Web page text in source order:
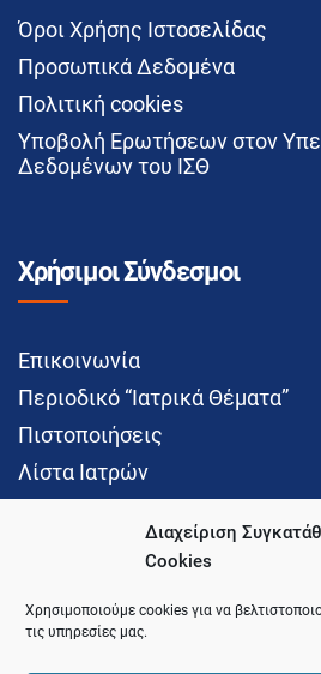
Διαχείριση
Cookies
Χρησιμοποιούμε cookies για να
τις υπηρεσίες μας.
Όροι Χρήσης Ιστοσελίδας
Προσωπικά Δεδομένα
Πολιτική cookies
Υποβολή Ερωτήσεων στον
Δεδομένων του ΙΣΘ
Χρήσιμοι Σύνδεσμοι
Επικοινωνία
Περιοδικό “Ιατρικά Θέματα”
Πιστοποιήσεις
Λίστα Ιατρών
Social Media